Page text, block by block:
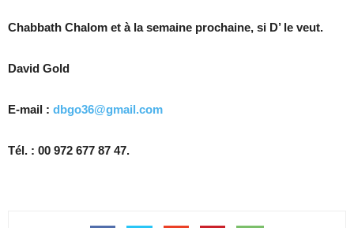
Chabbath Chalom et à la semaine prochaine, si D’ le veut.
David Gold
E-mail : dbgo36@gmail.com
Tél. : 00 972 677 87 47.